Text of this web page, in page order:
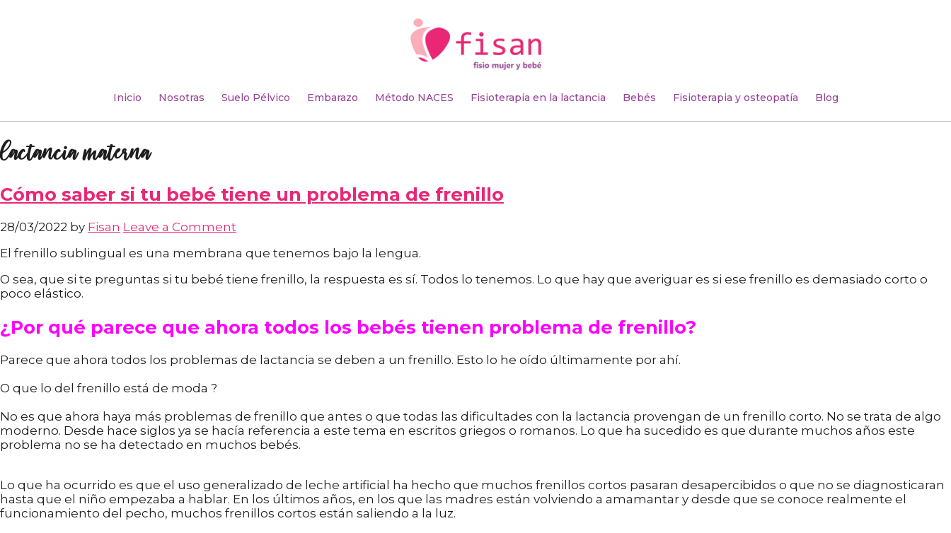
Inicio Nosotras Suelo Pélvico Embarazo Método NACES Fisioterapia en la lactancia Bebés Fisioterapia y osteopatía Blog
lactancia materna
Cómo saber si tu bebé tiene un problema de frenillo
28/03/2022 by Fisan Leave a Comment
El frenillo sublingual es una membrana que tenemos bajo la lengua.
O sea, que si te preguntas si tu bebé tiene frenillo, la respuesta es sí. Todos lo tenemos. Lo que hay que averiguar es si ese frenillo es demasiado corto o
poco elástico.
¿Por qué parece que ahora todos los bebés tienen problema de frenillo?
Parece que ahora todos los problemas de lactancia se deben a un frenillo. Esto lo he oído últimamente por ahí. ⁣
O que lo del frenillo está de moda ? ⁣
No es que ahora haya más problemas de frenillo que antes o que todas las dificultades con la lactancia provengan de un frenillo corto. ⁣No se trata de algo
moderno. Desde hace siglos ya se hacía referencia a este tema en escritos griegos o romanos. Lo que ha sucedido es que durante muchos años este
problema no se ha detectado en muchos bebés. ⁣
Lo que ha ocurrido es que el uso generalizado de leche artificial ha hecho que muchos frenillos cortos pasaran desapercibidos o que no se diagnosticaran
hasta que el niño empezaba a hablar. ⁣En los últimos años, en los que las madres están volviendo a amamantar y desde que se conoce realmente el
funcionamiento del pecho, muchos frenillos cortos están saliendo a la luz. ⁣